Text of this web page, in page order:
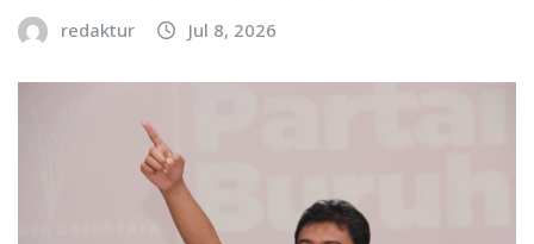
redaktur Jul 8, 2026